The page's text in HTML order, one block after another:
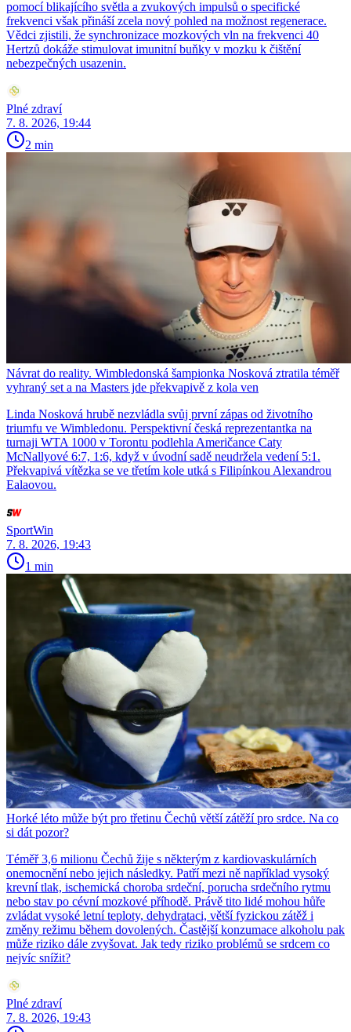
pomocí blikajícího světla a zvukových impulsů o specifické
frekvenci však přináší zcela nový pohled na možnost regenerace.
Vědci zjistili, že synchronizace mozkových vln na frekvenci 40
Hertzů dokáže stimulovat imunitní buňky v mozku k čištění
nebezpečných usazenin.
Plné zdraví
7. 8. 2026, 19:44
2 min
Návrat do reality. Wimbledonská šampionka Nosková ztratila téměř
vyhraný set a na Masters jde překvapivě z kola ven
Linda Nosková hrubě nezvládla svůj první zápas od životního
triumfu ve Wimbledonu. Perspektivní česká reprezentantka na
turnaji WTA 1000 v Torontu podlehla Američance Caty
McNallyové 6:7, 1:6, když v úvodní sadě neudržela vedení 5:1.
Překvapivá vítězka se ve třetím kole utká s Filipínkou Alexandrou
Ealaovou.
SportWin
7. 8. 2026, 19:43
1 min
Horké léto může být pro třetinu Čechů větší zátěží pro srdce. Na co
si dát pozor?
Téměř 3,6 milionu Čechů žije s některým z kardiovaskulárních
onemocnění nebo jejich následky. Patří mezi ně například vysoký
krevní tlak, ischemická choroba srdeční, porucha srdečního rytmu
nebo stav po cévní mozkové příhodě. Právě tito lidé mohou hůře
zvládat vysoké letní teploty, dehydrataci, větší fyzickou zátěž i
změny režimu během dovolených. Častější konzumace alkoholu pak
může riziko dále zvyšovat. Jak tedy riziko problémů se srdcem co
nejvíc snížit?
Plné zdraví
7. 8. 2026, 19:43